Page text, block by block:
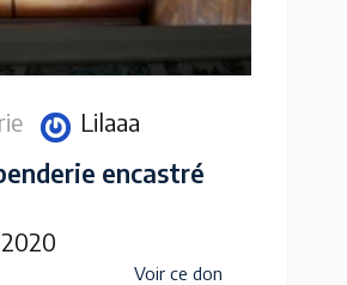
Lilaaa
encastré
Voir ce don